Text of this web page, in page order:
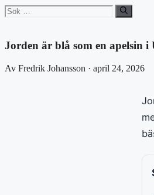
Sök
efter:
Jorden är blå som en apelsin
Av Fredrik Johansson · april 24, 2026